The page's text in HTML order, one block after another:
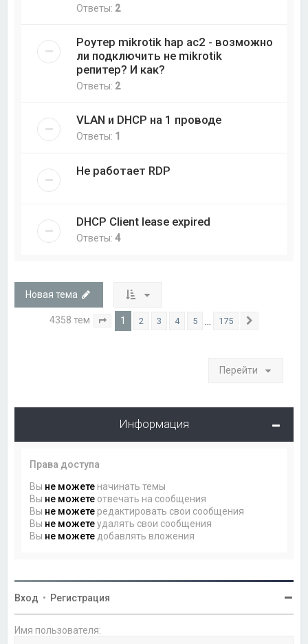
Ответы: 2
Роутер mikrotik hap ac2 - возможно
ли подключить не mikrotik
репитер? И как?
Ответы: 2
VLAN и DHCP на 1 проводе
Ответы: 1
Не работает RDP
DHCP Client lease expired
Ответы:4
Новая тема
4358 тем Страница из 175
1 2 3 4 5 175
Перейти
Информация
Права доступа
Вы не можете начинать темы
Вы не можете отвечать на сообщения
Вы не можете редактировать свои сообщения
Вы не можетеудалять свои сообщения
Вы не можете добавлять вложения
Вход • Регистрация
Имя пользователя: